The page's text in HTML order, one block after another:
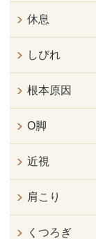
休息
しびれ
根本原因
O脚
近視
肩こり
くつろぎ